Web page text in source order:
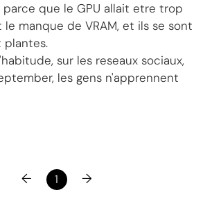
parce que le GPU allait etre trop
manque de VRAM, et ils se sont
sur les reseaux sociaux,
les gens n'apprennent
← 1 →